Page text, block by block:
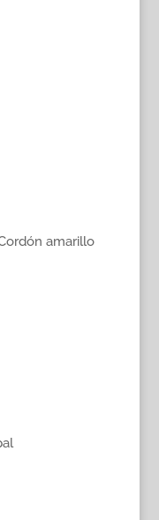
amarillo